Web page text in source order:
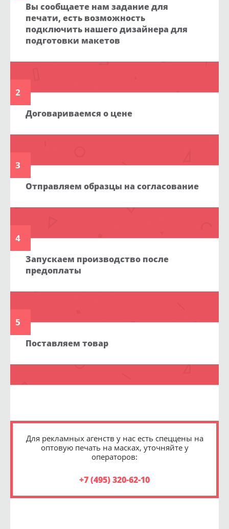
Вы сообщаете нам задание для
печати, есть возможность
подключить нашего дизайнера для
подготовки макетов
2
Договариваемся о цене
3
Отправляем образцы на согласование
4
Запускаем производство после
предоплаты
5
Поставляем товар
Для рекламных агенств у нас есть спеццены на
оптовую печать на масках, уточняйте у
операторов:
+7 (495) 320-62-10